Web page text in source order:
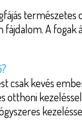
természetes
A fogak
csak kevés
otthoni